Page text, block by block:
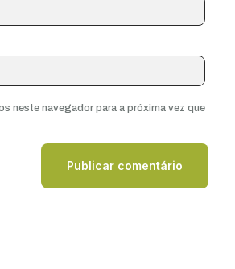
neste navegador para a próxima vez que